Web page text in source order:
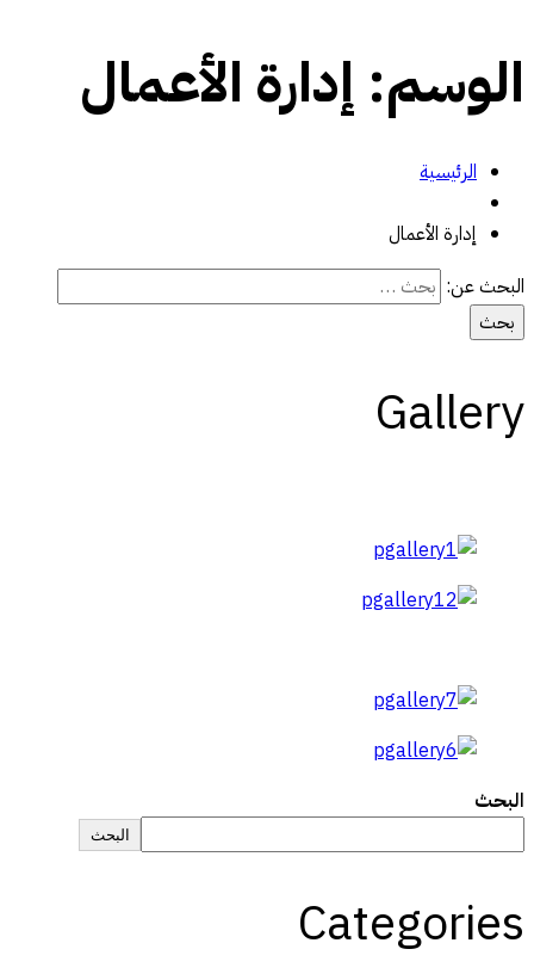
الوسم: إدارة الأعمال
الرئيسية
إدارة الأعمال
البحث عن:
Gallery
البحث
البحث
Categories